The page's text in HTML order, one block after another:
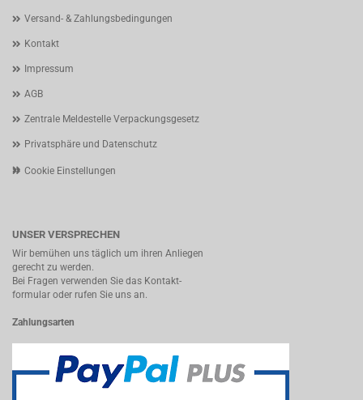
Versand- & Zahlungsbedingungen
Kontakt
Impressum
AGB
Zentrale Meldestelle Verpackungsgesetz
Privatsphäre und Datenschutz
Cookie Einstellungen
UNSER VERSPRECHEN
Wir bemühen uns täglich um ihren Anliegen
gerecht zu werden.
Bei Fragen verwenden Sie das Kontakt-
formular oder rufen Sie uns an.
Zahlungsarten